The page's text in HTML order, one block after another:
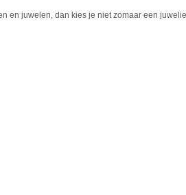
en juwelen, dan kies je niet zomaar een